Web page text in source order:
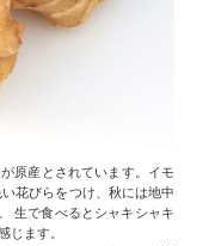
原産とされています。イモ
花びらをつけ、秋には地中
生で食べるとシャキシャキ
じます。